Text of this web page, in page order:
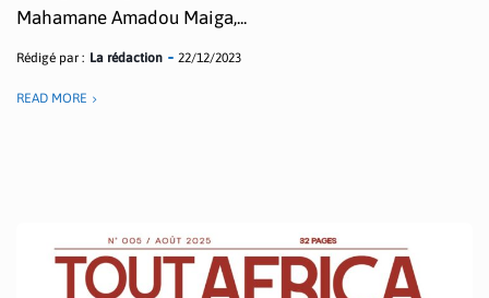
Mahamane Amadou Maiga,...
Rédigé par : La rédaction 22/12/2023
READ MORE